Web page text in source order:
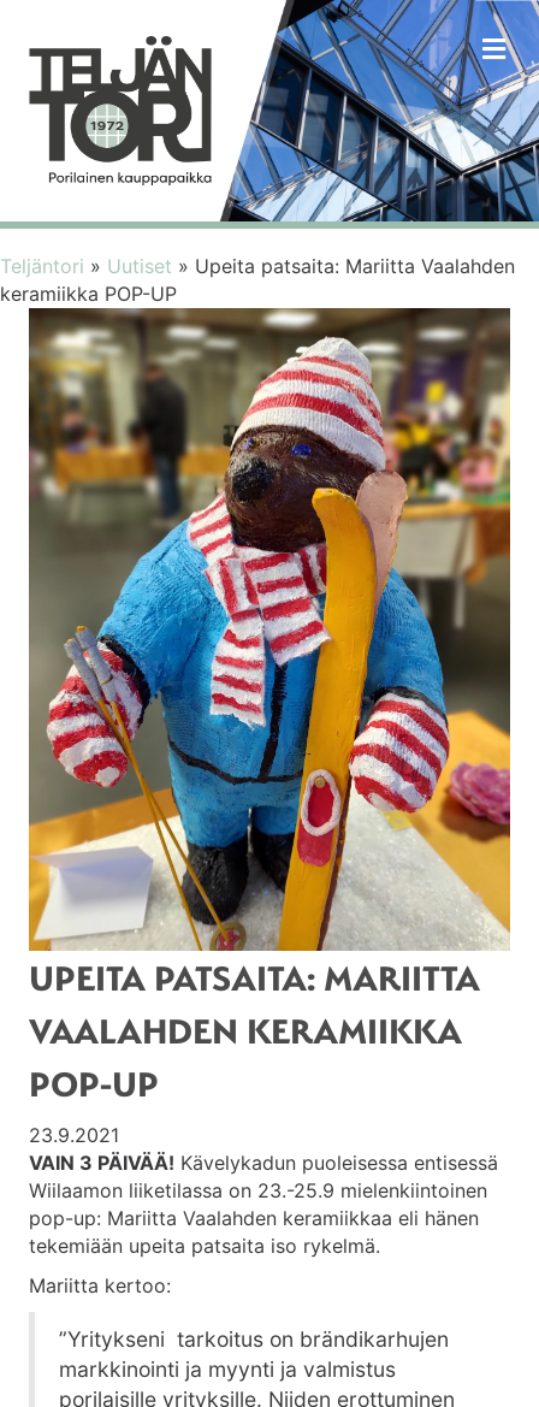
Teljäntori » Uutiset » Upeita patsaita: Mariitta Vaalahden
keramiikka POP-UP
UPEITA PATSAITA: MARIITTA
VAALAHDEN KERAMIIKKA
POP-UP
23.9.2021
VAIN 3 PÄIVÄÄ! Kävelykadun puoleisessa entisessä
Wiilaamon liiketilassa on 23.-25.9 mielenkiintoinen
pop-up: Mariitta Vaalahden keramiikkaa eli hänen
tekemiään upeita patsaita iso rykelmä.
Mariitta kertoo:
”Yritykseni tarkoitus on brändikarhujen
markkinointi ja myynti ja valmistus
porilaisille yrityksille. Niiden erottuminen